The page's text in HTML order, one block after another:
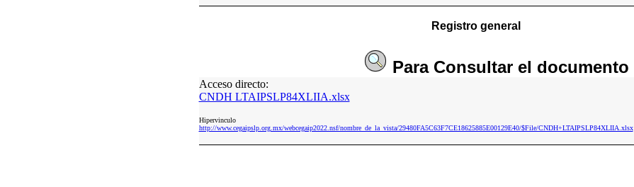
Registro general
Para Consultarel documento
Acceso directo:
CNDH LTAIPSLP84XLIIA.xlsx
Hipervinculo
http://www.cegaipslp.org.mx/webcegaip2022.nsf/nombre_de_la_vista/29480FA5C63F7CE18625885E00129E40/$File/CNDH+LTAIPSLP84XLIIA.xlsx